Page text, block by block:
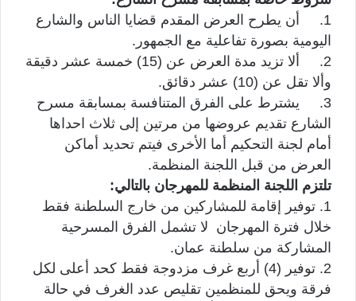
1. أن يطرح العرض المقدم قضايا الناس والشارع
اليومية بصورة تفاعلية مع الجمهور.
2. ألا تزيد مدة العرض عن (15) خمسة عشر دقيقة
وألا تقل عن (10) عشر دقائق.
3. يشترط على الفرق المتنافسة بمسابقة مسرح
الشارع تقديم عروضها من مرتين إلى ثلاث احداها
أمام لجنة التحكيم أما الأخرى فيتم تحديد أماكن
العرض من قبل اللجنة المنظمة.
تلتزم اللجنة المنظمة للمهرجان بالتالي:
1. توفير إقامة للمشاركين من خارج السلطنة فقط
خلال فترة المهرجان لا تشمل الفرق المسرحية
المشاركة من سلطنة عمان.
2. توفير (4) أربع غرف مزدوجة فقط كحد أعلى لكل
فرقة ويحق للمنظمين تقليص عدد الغرف في حالة